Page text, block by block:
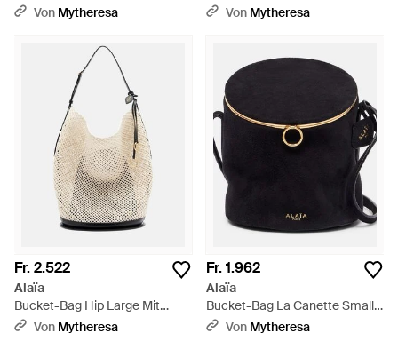
Weidengeflecht Und Leder -
Von Mytheresa
Schwarz
Von Mytheresa
Fr. 2.522
Alaïa
Bucket-Bag Hip Large Mit
Leder - Weiß
Von Mytheresa
Fr. 1.962
Alaïa
Bucket-Bag La Canette Small
Aus Veloursleder - Schwarz
Von Mytheresa